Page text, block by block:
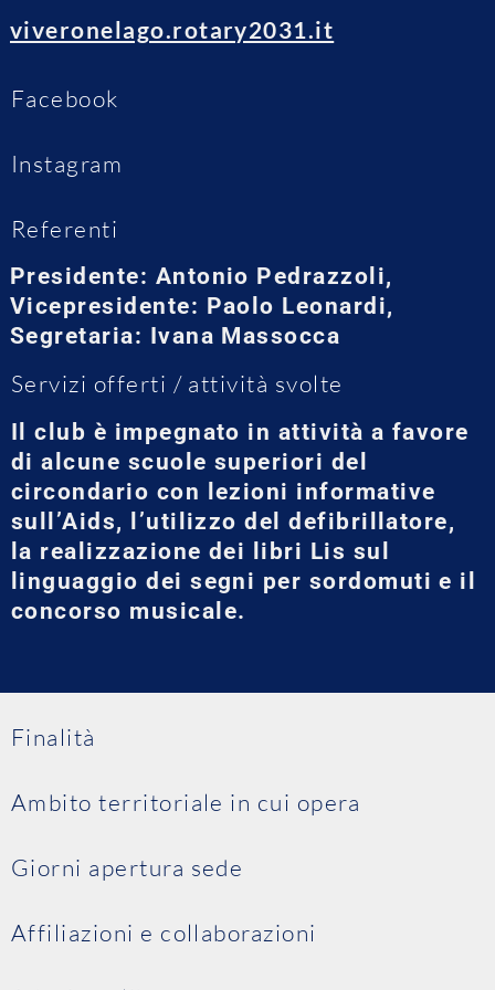
viveronelago.rotary2031.it
Facebook
Instagram
Referenti
Presidente: Antonio Pedrazzoli,
Vicepresidente: Paolo Leonardi,
Segretaria: Ivana Massocca
Servizi offerti / attività svolte
Il club è impegnato in attività a favore
di alcune scuole superiori del
circondario con lezioni informative
sull’Aids, l’utilizzo del defibrillatore,
la realizzazione dei libri Lis sul
linguaggio dei segni per sordomuti e il
concorso musicale.
Finalità
Ambito territoriale in cui opera
Giorni apertura sede
Affiliazioni e collaborazioni